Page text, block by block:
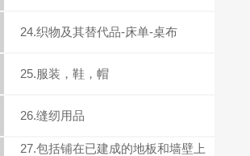
24.织物及其替代品-床单-桌布
25.服装，鞋，帽
26.缝纫用品
27.包括铺在已建成的地板和墙壁上